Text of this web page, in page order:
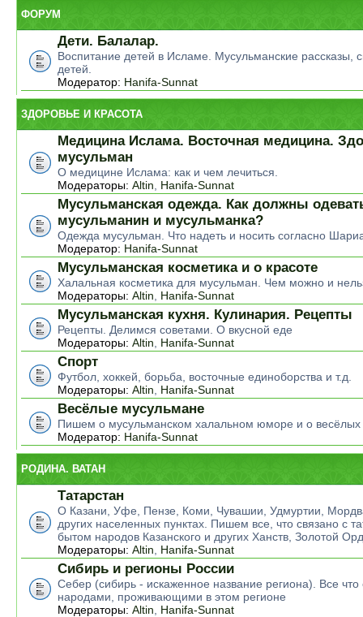
ФОРУМ
Дети. Балалар.
Воспитание детей в Исламе. Мусульманские рассказы,
детей.
Модератор: Hanifa-Sunnat
ЗДОРОВЬЕ И КРАСОТА
Медицина Ислама. Восточная медицина.
мусульман
О медицине Ислама: как и чем лечиться.
Модераторы: Altin Hanifa-Sunnat
Мусульманская одежда. Как должны
мусульманин и мусульманка?
Одежда мусульман. Что надеть и носить согласно
Модератор: Hanifa-Sunnat
Мусульманская косметика и о красоте
Халальная косметика для мусульман. Чем можно и
Модераторы: Altin Hanifa-Sunnat
Мусульманская кухня. Кулинария. Рецепты
Рецепты. Делимся советами. О вкусной еде
Модераторы: Altin Hanifa-Sunnat
Спорт
Футбол, хоккей, борьба, восточные единоборства и т.д.
Модераторы: Altin Hanifa-Sunnat
Весёлые мусульмане
Пишем о мусульманском халальном юморе и о весёлых
Модератор: Hanifa-Sunnat
РОДИНА. ВАТАН
Татарстан
О Казани, Уфе, Пензе, Коми, Чувашии, Удмуртии,
других населенных пунктах. Пишем все, что связано с
бытом народов Казанского и других Ханств, Золотой
Модераторы: Altin Hanifa-Sunnat
Сибирь и регионы России
Себер (сибирь - искаженное название региона). Все что
народами, проживающими в этом регионе
Модераторы: Altin Hanifa-Sunnat